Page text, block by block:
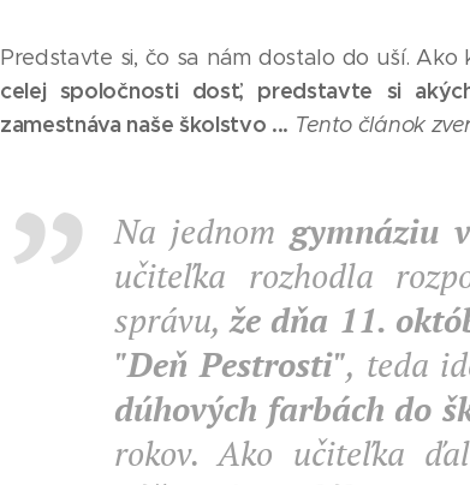
Predstavte si, čo sa nám dostalo do uší.
celej spoločnosti dosť, predstavte si
zamestnáva naše školstvo ... Tento článok
Na jednom gymnáziu
učiteľka rozhodla
správu,že dňa 11.
"Deň Pestrosti", teda
dúhových farbách do
rokov. Ako učiteľka